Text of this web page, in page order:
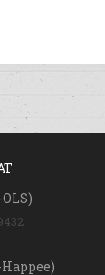
Happee)